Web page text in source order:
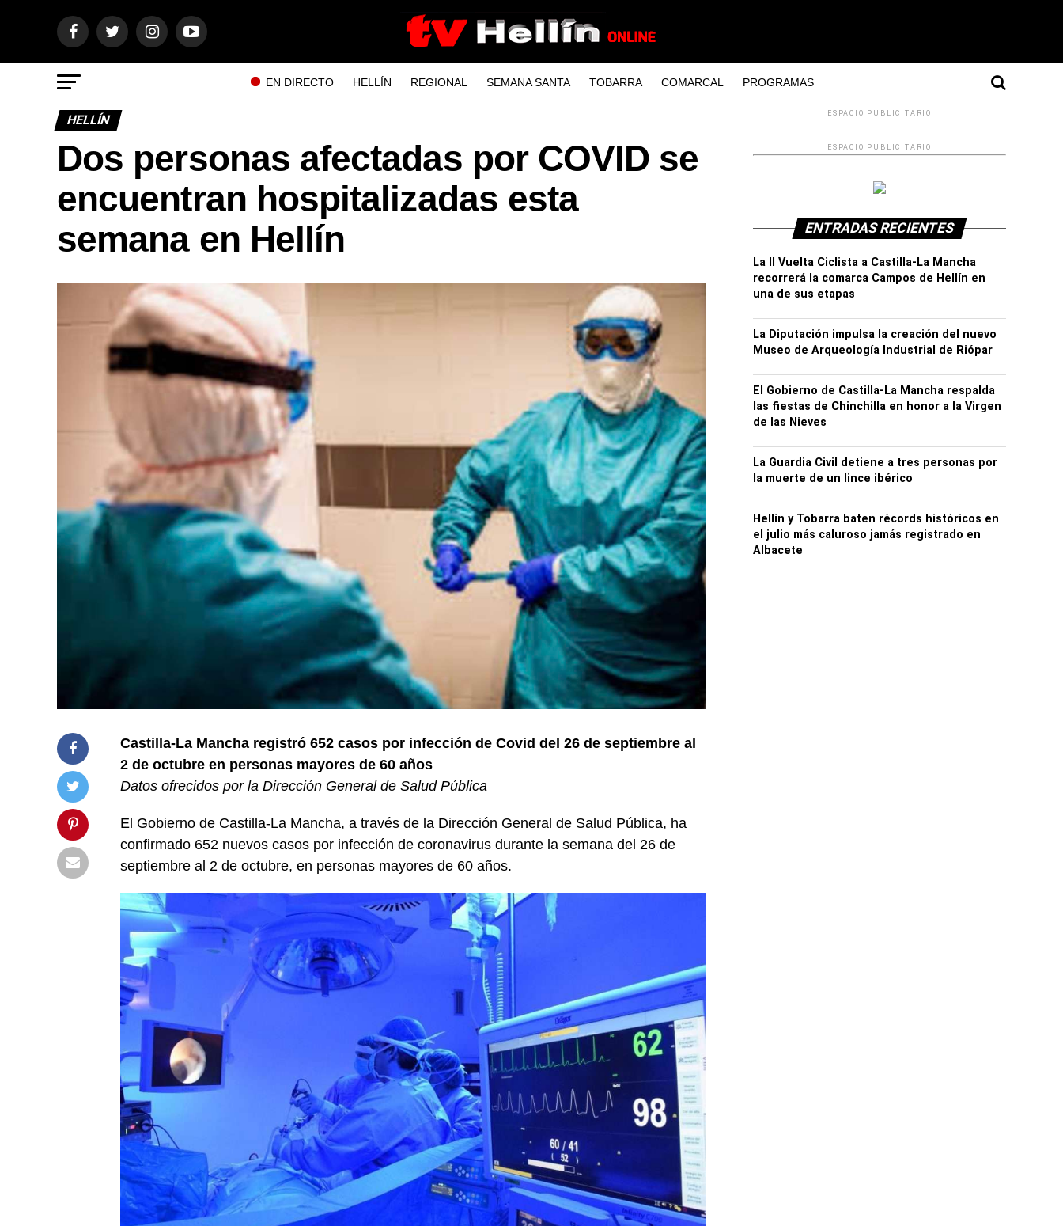
EN DIRECTO HELLÍN REGIONAL SEMANA SANTA TOBARRA COMARCAL PROGRAMAS
HELLÍN
Dos personas afectadas por COVID se
encuentran hospitalizadas esta
semana en Hellín
Castilla-La Mancha registró 652 casos por infección de Covid del 26 de septiembre al
2 de octubre en personas mayores de 60 años
Datos ofrecidos por la Dirección General de Salud Pública
El Gobierno de Castilla-La Mancha, a través de la Dirección General de Salud Pública, ha
confirmado 652 nuevos casos por infección de coronavirus durante la semana del 26 de
septiembre al 2 de octubre, en personas mayores de 60 años.
ESPACIO PUBLICITARIO
ESPACIO PUBLICITARIO
ENTRADAS RECIENTES
La II Vuelta Ciclista a Castilla-La Mancha
recorrerá la comarca Campos de Hellín en
una de sus etapas
La Diputación impulsa la creación del nuevo
Museo de Arqueología Industrial de Riópar
El Gobierno de Castilla-La Mancha respalda
las fiestas de Chinchilla en honor a la Virgen
de las Nieves
La Guardia Civil detiene a tres personas por
la muerte de un lince ibérico
Hellín y Tobarra baten récords históricos en
el julio más caluroso jamás registrado en
Albacete